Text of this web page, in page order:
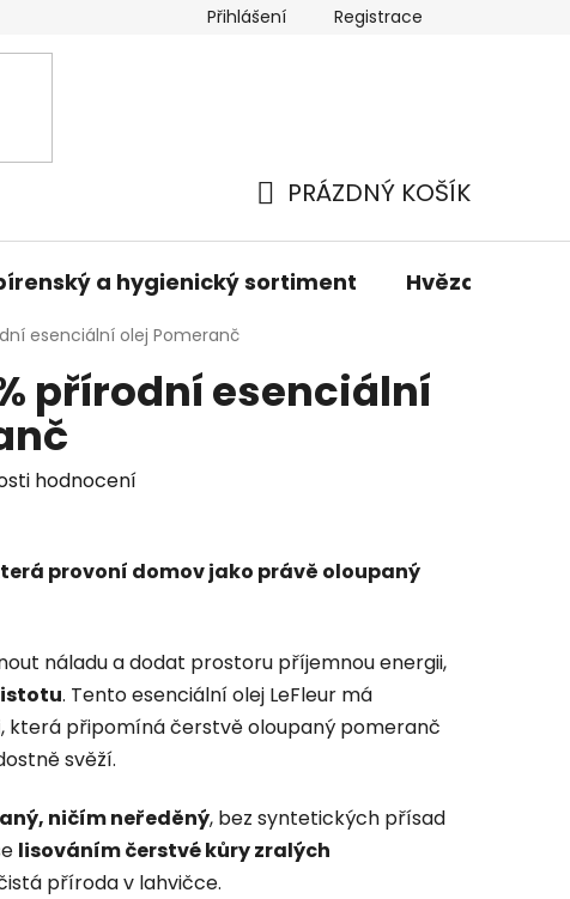
Podmínky ochrany osobních údajů
Přihlášení Registrace
NÁKUPNÍ
PRÁZDNÝ KOŠÍK
a hygienický sortiment Hvězdné
esenciální olej Pomeranč
přírodní esenciální
hodnocení
provoní domov jako právě oloupaný
náladu a dodat prostoru příjemnou energii,
. Tento esenciální olej LeFleur má
, která připomíná čerstvě oloupaný pomeranč
svěží.
ničím neředěný, bez syntetických přísad
lisováním čerstvé kůry zralých
příroda v lahvičce.